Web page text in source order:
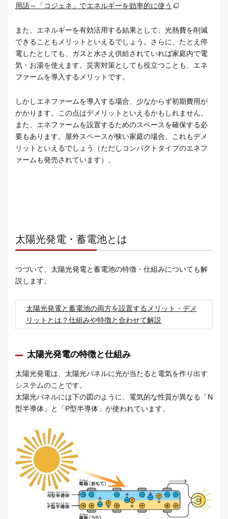
用語～「コジェネ」でエネルギーを効率的に使う
また、エネルギーを有効活用する結果として、光熱費を削減
できることもメリットといえるでしょう。さらに、たとえ停
電したとしても、ガスと水さえ供給されていれば家庭内で電
気・お湯を使えます。災害対策としても役立つことも、エネ
ファームを導入するメリットです。
しかしエネファームを導入する場合、少なからず初期費用が
かかります。この点はデメリットといえるかもしれません。
また、エネファームを設置するためのスペースを確保する必
要もあります。屋外スペースが狭い家庭の場合、これもデメ
リットといえるでしょう（ただしコンパクトタイプのエネフ
ァームも発売されています）。
太陽光発電・蓄電池とは
つづいて、太陽光発電と蓄電池の特徴・仕組みについても解
説します。
太陽光発電と蓄電池の両方を設置するメリット・デメ
リットとは？仕組みや特徴と合わせて解説
太陽光発電の特徴と仕組み
太陽光発電は、太陽光パネルに光が当たると電気を作り出す
システムのことです。
太陽光パネルには下の図のように、電気的な性質が異なる「N
型半導体」と「P型半導体」が使われています。